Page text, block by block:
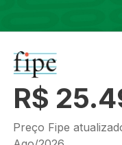
R$
Preço Fipe